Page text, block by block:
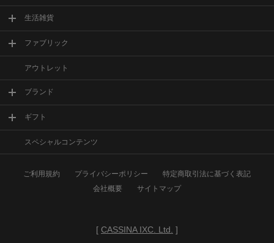
生活雑貨
ファブリック
アウトレット
ブランド
ギフト
スペシャルコンテンツ
ご利用規約 プライバシーポリシー
特定商取引法に基づく表記
会社概要
サイトマップ
[ CASSINA IXC. Ltd. ]